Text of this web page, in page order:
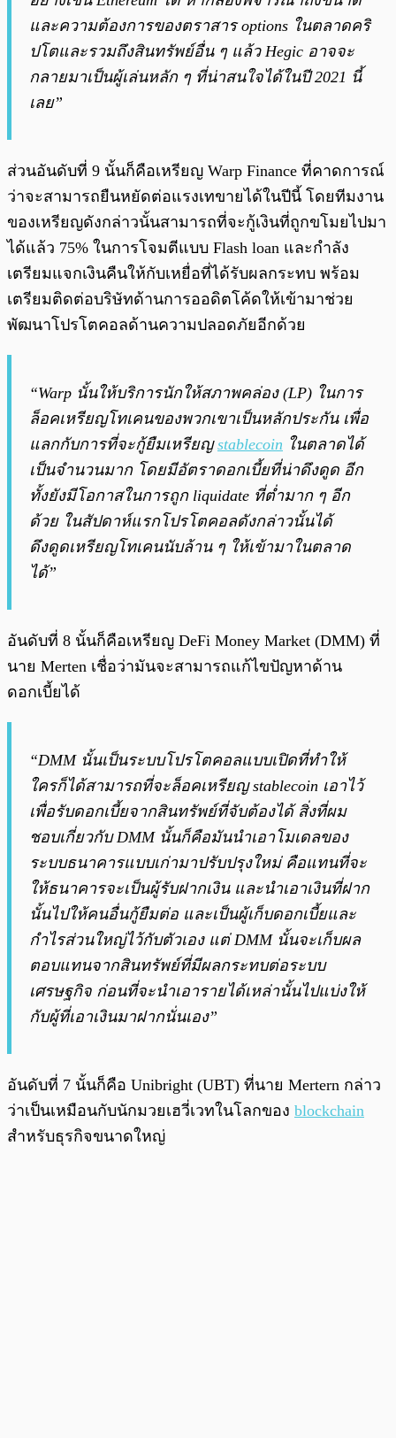
และความต้องการของตราสาร options ในตลาดคริ
ปโตและรวมถึงสินทรัพย์อื่น ๆ แล้ว Hegic อาจจะ
กลายมาเป็นผู้เล่นหลัก ๆ ที่น่าสนใจได้ในปี 2021 นี้
เลย”
ส่วนอันดับที่ 9 นั้นก็คือเหรียญ Warp Finance ที่คาดการณ์
ว่าจะสามารถยืนหยัดต่อแรงเทขายได้ในปีนี้ โดยทีมงาน
ของเหรียญดังกล่าวนั้นสามารถที่จะกู้เงินที่ถูกขโมยไปมา
ได้แล้ว 75% ในการโจมตีแบบ Flash loan และกำลัง
เตรียมแจกเงินคืนให้กับเหยื่อที่ได้รับผลกระทบ พร้อม
เตรียมติดต่อบริษัทด้านการออดิตโค้ดให้เข้ามาช่วย
พัฒนาโปรโตคอลด้านความปลอดภัยอีกด้วย
“Warp นั้นให้บริการนักให้สภาพคล่อง (LP) ในการ
ล็อคเหรียญโทเคนของพวกเขาเป็นหลักประกัน เพื่อ
แลกกับการที่จะกู้ยืมเหรียญstablecoin ในตลาดได้
เป็นจำนวนมาก โดยมีอัตราดอกเบี้ยที่น่าดึงดูด อีก
ทั้งยังมีโอกาสในการถูก liquidate ที่ต่ำมาก ๆ อีก
ด้วย ในสัปดาห์แรกโปรโตคอลดังกล่าวนั้นได้
ดึงดูดเหรียญโทเคนนับล้าน ๆ ให้เข้ามาในตลาด
ได้”
อันดับที่ 8 นั้นก็คือเหรียญ DeFi Money Market (DMM) ที่
นาย Merten เชื่อว่ามันจะสามารถแก้ไขปัญหาด้าน
ดอกเบี้ยได้
“DMM นั้นเป็นระบบโปรโตคอลแบบเปิดที่ทำให้
ใครก็ได้สามารถที่จะล็อคเหรียญ stablecoin เอาไว้
เพื่อรับดอกเบี้ยจากสินทรัพย์ที่จับต้องได้ สิ่งที่ผม
ชอบเกี่ยวกับ DMM นั้นก็คือมันนำเอาโมเดลของ
ระบบธนาคารแบบเก่ามาปรับปรุงใหม่ คือแทนที่จะ
ให้ธนาคารจะเป็นผู้รับฝากเงิน และนำเอาเงินที่ฝาก
นั้นไปให้คนอื่นกู้ยืมต่อ และเป็นผู้เก็บดอกเบี้ยและ
กำไรส่วนใหญ่ไว้กับตัวเอง แต่ DMM นั้นจะเก็บผล
ตอบแทนจากสินทรัพย์ที่มีผลกระทบต่อระบบ
เศรษฐกิจ ก่อนที่จะนำเอารายได้เหล่านั้นไปแบ่งให้
กับผู้ที่เอาเงินมาฝากนั่นเอง”
อันดับที่ 7 นั้นก็คือ Unibright (UBT) ที่นาย Mertern กล่าว
ว่าเป็นเหมือนกับนักมวยเฮวี่เวทในโลกของ blockchain
สำหรับธุรกิจขนาดใหญ่